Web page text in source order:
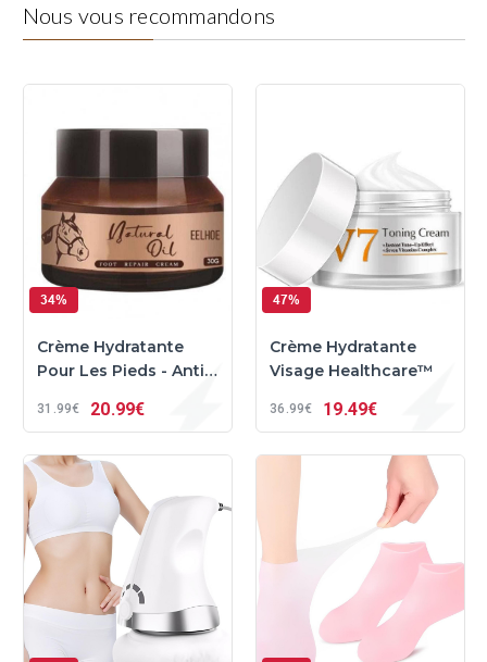
Nous vous recommandons
34%
Crème Hydratante
Pour Les Pieds - Anti
31 99€ 20 99€
47%
Crème Hydratante
Visage Healthcare™
36 99€ 19 49€